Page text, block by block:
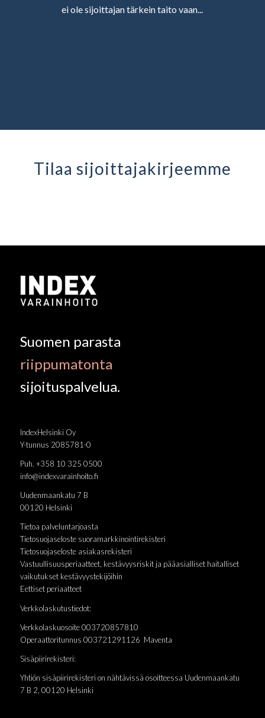
ei ole sijoittajan tärkein taito vaan...
Tilaa sijoittaja­kirjeemme
Suomen parasta
riippumatonta
sijoituspalvelua.
IndexHelsinki Oy
Y-tunnus 2085781-0
Puh. +358 10 325 0500
info@indexvarainhoito.fi
Uudenmaankatu 7 B
00120 Helsinki
Tietoa palveluntarjoasta
Tietosuojaseloste suoramarkkinointirekisteri
Tietosuojaseloste asiakasrekisteri
Vastuullisuusperiaatteet, kestävyysriskit ja pääasialliset haitalliset
vaikutukset kestävyystekijöihin
Eettiset periaatteet
Verkkolaskutustiedot:
Verkkolaskuosoite 003720857810
Operaattoritunnus 003721291126 Maventa
Sisäpiirirekisteri:
Yhtiön sisäpiirirekisteri on nähtävissä osoitteessa Uudenmaankatu
7 B 2, 00120 Helsinki